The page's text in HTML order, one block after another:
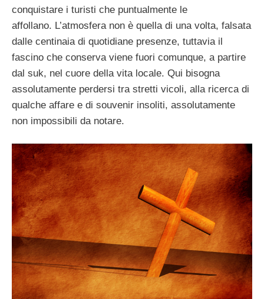
conquistare i turisti che puntualmente le
affollano. L’atmosfera non è quella di una volta, falsata
dalle centinaia di quotidiane presenze, tuttavia il
fascino che conserva viene fuori comunque, a partire
dal suk, nel cuore della vita locale. Qui bisogna
assolutamente perdersi tra stretti vicoli, alla ricerca di
qualche affare e di souvenir insoliti, assolutamente
non impossibili da notare.